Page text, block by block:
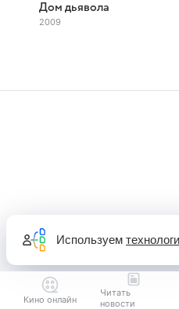
Дом дьявола
2009
Кино онлайн
Читать
новости
Используем